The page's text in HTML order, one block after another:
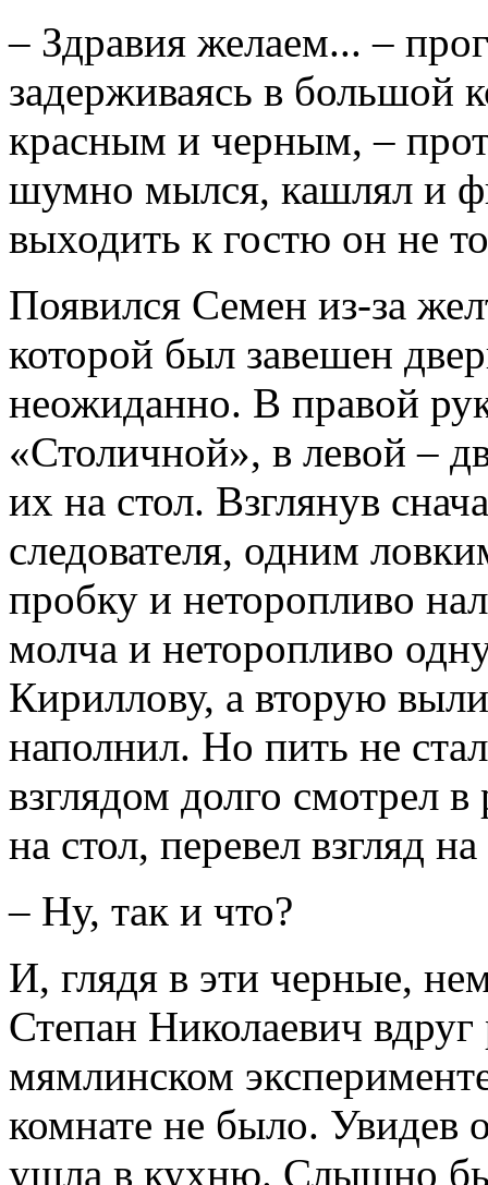
– Здравия желаем... –
задерживаясь в большой
красным и черным, –
шумно мылся, кашлял и
выходить к гостю он не
Появился Семен из-за
которой был завешен
неожиданно. В правой
«Столичной», в левой –
их на стол. Взглянув
следователя, одним
пробку и неторопливо
молча и неторопливо
Кириллову, а вторую
наполнил. Но пить не
взглядом долго смотрел
на стол, перевел взгляд
– Ну, так и что?
И, глядя в эти черные,
Степан Николаевич
мямлинском
комнате не было. Увидев
ушла в кухню. Слышно